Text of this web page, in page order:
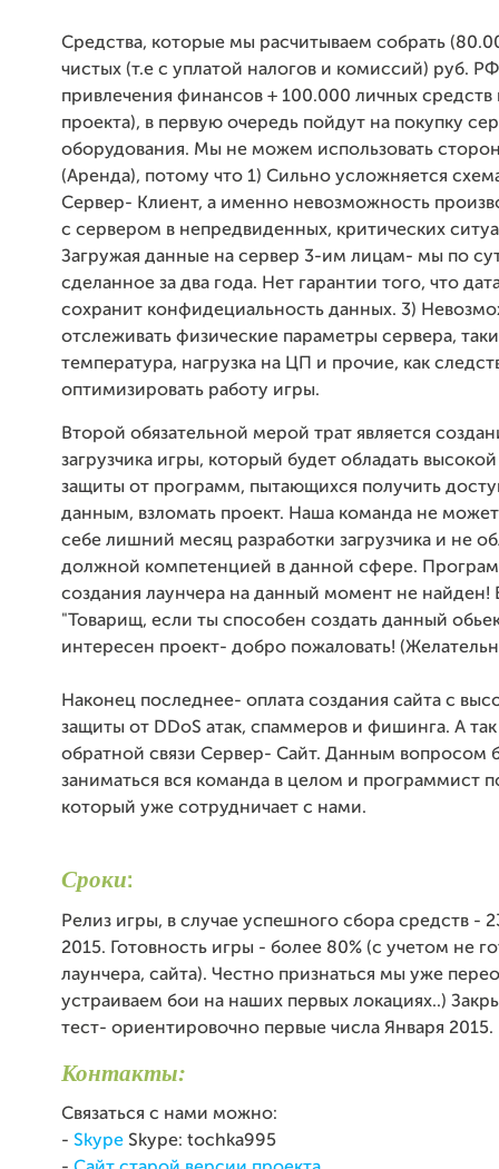
Средства, которые мы расчитываем собрать
чистых (т.е с уплатой налогов и комиссий) руб.
привлечения финансов + 100.000 личных средств
проекта), в первую очередь пойдут на покупку
оборудования. Мы не можем использовать
(Аренда), потому что 1) Сильно усложняется
Сервер- Клиент, а именно невозможность
с сервером в непредвиденных, критических
Загружая данные на сервер 3-им лицам- мы по
сделанное за два года. Нет гарантии того, что
сохранит конфидециальность данных. 3)
отслеживать физические параметры сервера,
температура, нагрузка на ЦП и прочие, как
оптимизировать работу игры.
Второй обязательной мерой трат является
загрузчика игры, который будет обладать
защиты от программ, пытающихся получить
данным, взломать проект. Наша команда не может
себе лишний месяц разработки загрузчика и не
должной компетенцией в данной сфере.
создания лаунчера на данный момент не найден!
"Товарищ, если ты способен создать данный
интересен проект- добро пожаловать!
Наконец последнее- оплата создания сайта с
защиты от DDoS атак, спаммеров и фишинга. А
обратной связи Сервер- Сайт. Данным вопросом
заниматься вся команда в целом и программист
который уже сотрудничает с нами.
Сроки:
Релиз игры, в случае успешного сбора средств -
2015. Готовность игры - более 80% (с учетом не
лаунчера, сайта). Честно признаться мы уже
устраиваем бои на наших первых локациях..)
тест- ориентировочно первые числа Января 2015.
Контакты:
Связаться с нами можно:
- Skype Skype: tochka995